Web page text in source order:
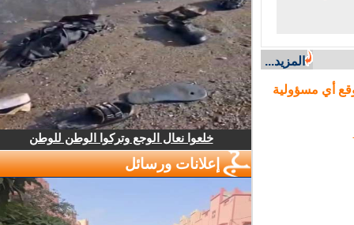
المزيد...
أي مسؤولية
خلعوا نعال الوجع وتركوا الوطن للوطن
إعلانات ورسائل